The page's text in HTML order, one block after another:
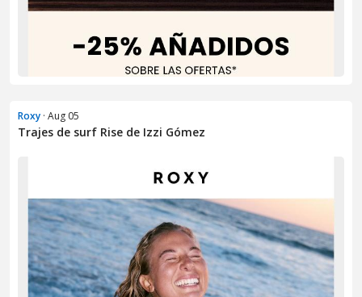
Roxy · Aug 05
Trajes de surf Rise de Izzi Gómez